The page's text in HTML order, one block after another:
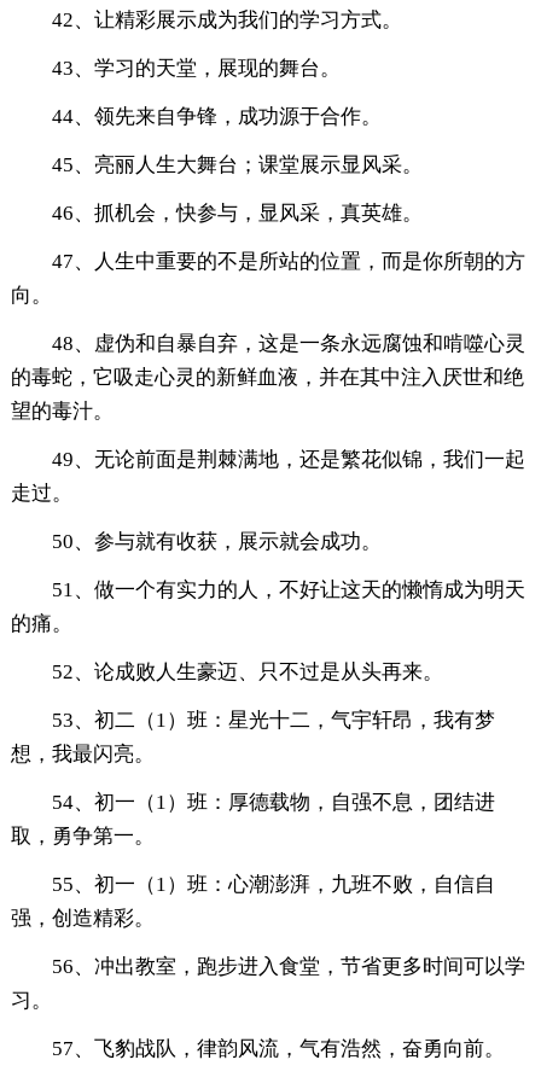
42、让精彩展示成为我们的学习方式。
43、学习的天堂，展现的舞台。
44、领先来自争锋，成功源于合作。
45、亮丽人生大舞台；课堂展示显风采。
46、抓机会，快参与，显风采，真英雄。
47、人生中重要的不是所站的位置，而是你所朝的方
向。
48、虚伪和自暴自弃，这是一条永远腐蚀和啃噬心灵
的毒蛇，它吸走心灵的新鲜血液，并在其中注入厌世和绝
望的毒汁。
49、无论前面是荆棘满地，还是繁花似锦，我们一起
走过。
50、参与就有收获，展示就会成功。
51、做一个有实力的人，不好让这天的懒惰成为明天
的痛。
52、论成败人生豪迈、只不过是从头再来。
53、初二（1）班：星光十二，气宇轩昂，我有梦
想，我最闪亮。
54、初一（1）班：厚德载物，自强不息，团结进
取，勇争第一。
55、初一（1）班：心潮澎湃，九班不败，自信自
强，创造精彩。
56、冲出教室，跑步进入食堂，节省更多时间可以学
习。
57、飞豹战队，律韵风流，气有浩然，奋勇向前。